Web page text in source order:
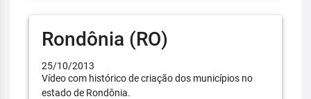
Rondônia (RO)
25/10/2013
Vídeo com histórico de criação dos municípios no
estado de Rondônia.